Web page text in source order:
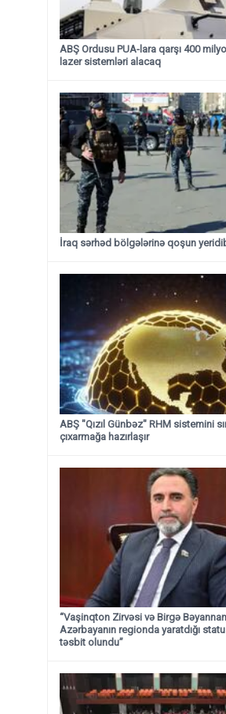
ABŞ Ordusu PUA-lara qarşı 400
lazer sistemləri alacaq
İraq sərhəd bölgələrinə qoşun
ABŞ "Qızıl Günbəz" RHM sistemini
çıxarmağa hazırlaşır
“Vaşinqton Zirvəsi və Birgə
Azərbayanın regionda yaratdığı
təsbit olundu”